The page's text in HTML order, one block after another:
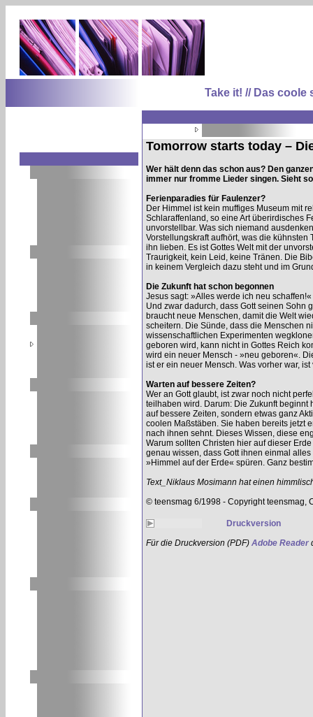
Take it! // Das
Tomorrow starts today –
Wer hält denn das schon aus? Den
immer nur fromme Lieder singen. Sieht
Ferienparadies für Faulenzer?
Der Himmel ist kein muffiges Museum mit
Schlaraffenland, so eine Art überirdisches
unvorstellbar. Was sich niemand
Vorstellungskraft aufhört, was die
ihn lieben. Es ist Gottes Welt mit der
Traurigkeit, kein Leid, keine Tränen. Die
in keinem Vergleich dazu steht und im
Die Zukunft hat schon begonnen
Jesus sagt: »Alles werde ich neu
Und zwar dadurch, dass Gott seinen Sohn
braucht neue Menschen, damit die Welt
scheitern. Die Sünde, dass die Menschen
wissenschaftlichen Experimenten
geboren wird, kann nicht in Gottes Reich
wird ein neuer Mensch - »neu geboren«.
ist er ein neuer Mensch. Was vorher war,
Warten auf bessere Zeiten?
Wer an Gott glaubt, ist zwar noch nicht
teilhaben wird. Darum: Die Zukunft beginnt
auf bessere Zeiten, sondern etwas ganz
coolen Maßstäben. Sie haben bereits jetzt
nach ihnen sehnt. Dieses Wissen, diese
Warum sollten Christen hier auf dieser
genau wissen, dass Gott ihnen einmal
»Himmel auf der Erde« spüren. Ganz
Text_Niklaus Mosimann hat einen
© teensmag 6/1998 - Copyright teensmag,
Druckversion
Für die Druckversion (PDF) Adobe Reader